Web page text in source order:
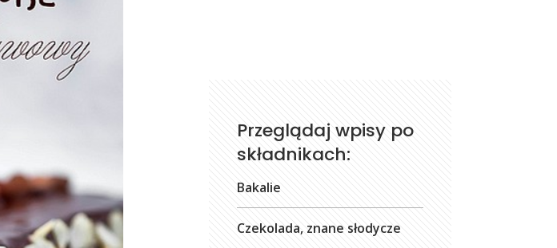
Przeglądaj wpisy po
składnikach:
Bakalie
Czekolada, znane słodycze